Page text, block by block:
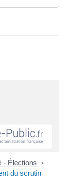
- Élections >
du scrutin